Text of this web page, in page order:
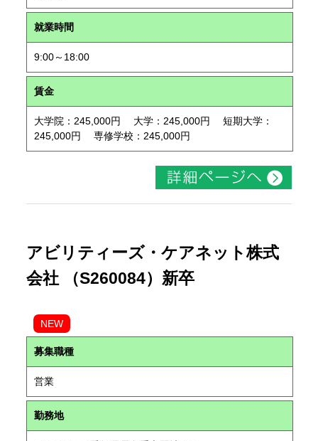
就業時間
9:00～18:00
賃金
大学院：245,000円 大学：245,000円 短期大学：
245,000円 専修学校：245,000円
アビリティーズ・ケアネット株式
会社 （S260084）新卒
NEW
募集職種
営業
勤務地